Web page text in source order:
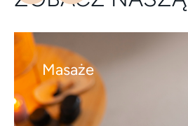
Masaże